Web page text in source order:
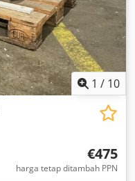
1 / 10
€475
harga tetap ditambah PPN